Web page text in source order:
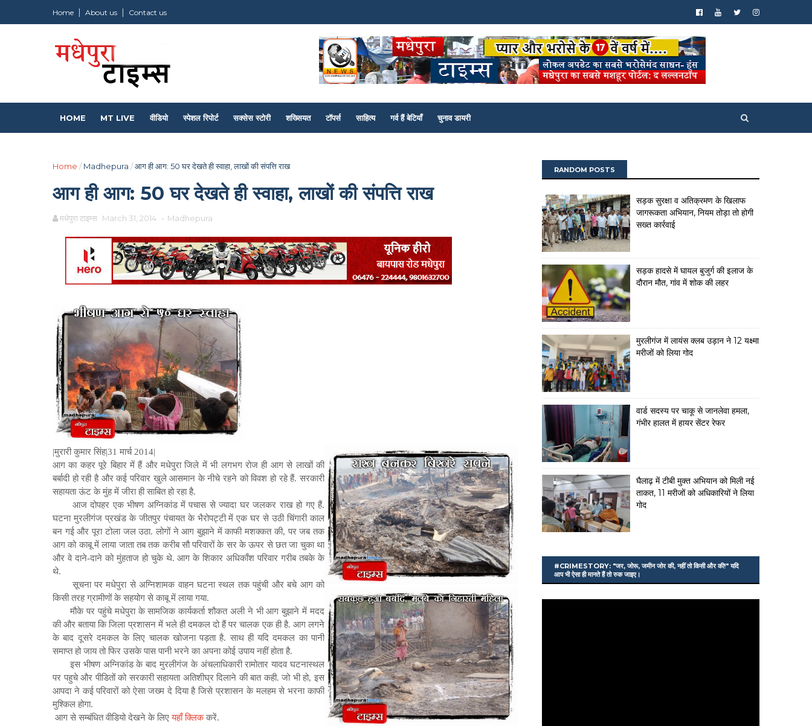
Home About us Contact us
HOME MT LIVE वीडियो स्पेशल रिपोर्ट सक्सेस स्टोरी शख्सियत टॉपर्स साहित्य गर्व हैं बेटियाँ चुनाव डायरी
Home / Madhepura /आग ही आग: 50 घर देखते ही स्वाहा, लाखों की संपत्ति राख
आग ही आग: 50 घर देखते ही स्वाहा, लाखों की संपत्ति राख
मधेपुरा टाइम्स March 31, 2014 - Madhepura
|मुरारी कुमार सिंह|31 मार्च 2014|
आग का कहर पूरे बिहार में हैं और मधेपुरा जिले में भी लगभग रोज ही आग से लाखों की
बर्बादी हो रही है और कई परिवार खुले आसमान के नीचे रहने को विवश हो रहे हैं. सरकारी
सहायता ऊंट के मुंह में जीरा ही साबित हो रहा है.
आज दोपहर एक भीषण अग्निकांड में पचास से ज्यादा घर जलकर राख हो गए हैं.
घटना मुरलीगंज प्रखंड के जीतपुर पंचायत के भैरोपट्टी में एक घर से उठी चिंगारी काल
बन गई और पूरा टोला जल उठा. लोगों ने आग बुझाने में काफी मशक्कत की, पर जब तक
आग को काबू में लाया जाता तब तक करीब सौपरिवारों के सर के ऊपर से छत जा चुका था
और वे दाने-दाने को मुंहताज हो चुके थे. आग के शिकार अधिकाँश परिवार गरीब तबके के
थे.
सूचना पर मधेपुरा से अग्निशामक वाहन घटना स्थल तक पहुंची और बचे आग को
किसी तरह ग्रामीणों के सहयोग से काबू में लाया गया.
मौके पर पहुंचे मधेपुरा के सामजिक कार्यकर्ता शौकत अली ने भी आग बुझाने में मदद
की और बताया कि जिला प्रशासन में भले ही दमकल दो हैं पर चालक एक ही है. आग लगने
के बाद दूसरे दमकल के लिए चालक खोजना पड़ता है. साथ ही यदि दमकल का पानी
समाप्त हो जाय तो फिर उसके पास पानी भरने का अपना कोई उपाय नहीं होता है.
इस भीषण अग्निकांड के बाद मुरलीगंज के अंचलाधिकारी रामोतार यादव घटनास्थल
पर पहुचे और पीडितों को सरकारी सहायता अतिशीघ्र दिलाने की बात कही. जो भी हो, इस
आपदा ने कई परिवारों को ऐसा जख्म दे दिया है जिसे प्रशासन के मलहम से भरना काफी
मुश्किल होगा.
आग से सम्बंधित वीडियो देखने के लिएयहाँ क्लिककरें.
RANDOM POSTS
सड़क सुरक्षा व अतिक्रमण के खिलाफ
जागरूकता अभियान, नियम तोड़ा तो होगी
सख्त कार्रवाई
सड़क हादसे में घायल बुजुर्ग की इलाज के
दौरान मौत, गांव में शोक की लहर
मुरलीगंज में लायंस क्लब उड़ान ने 12 यक्ष्मा
मरीजों को लिया गोद
वार्ड सदस्य पर चाकू से जानलेवा हमला,
गंभीर हालत में हायर सेंटर रेफर
घैलाढ़ में टीबी मुक्त अभियान को मिली नई
ताकत, 11 मरीजों को अधिकारियों ने लिया
गोद
#CRIMESTORY: "जर, जोरू, जमीन जोर की, नहीं तो किसी और की!" यदि
आप भी ऐसा ही मानते हैं तो रुक जाइए।